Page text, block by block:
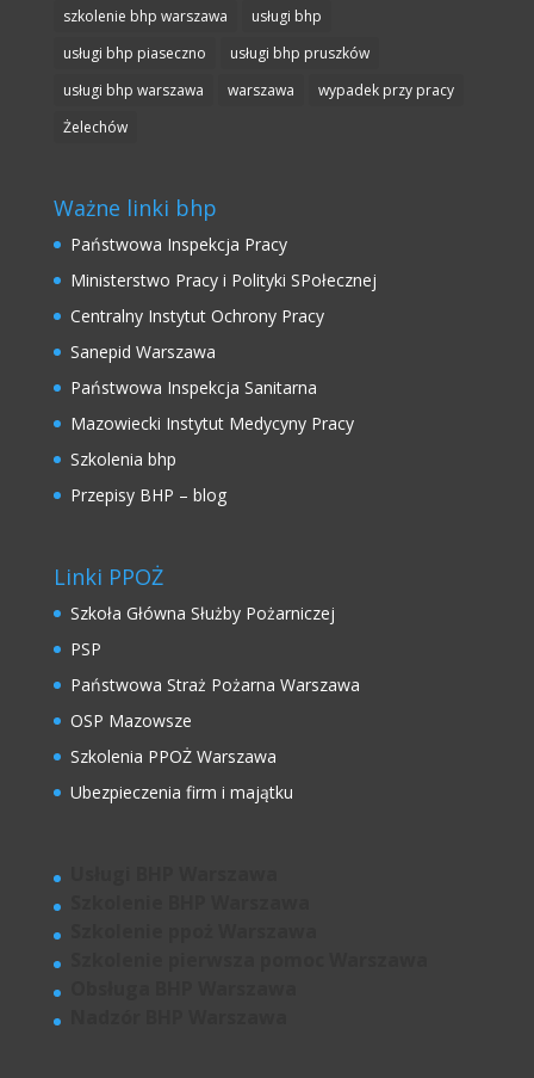
szkolenie bhp warszawa
usługi bhp
usługi bhp piaseczno
usługi bhp pruszków
usługi bhp warszawa
warszawa
wypadek przy pracy
Żelechów
Ważne linki bhp
Państwowa Inspekcja Pracy
Ministerstwo Pracy i Polityki SPołecznej
Centralny Instytut Ochrony Pracy
Sanepid Warszawa
Państwowa Inspekcja Sanitarna
Mazowiecki Instytut Medycyny Pracy
Szkolenia bhp
Przepisy BHP – blog
Linki PPOŻ
Szkoła Główna Służby Pożarniczej
PSP
Państwowa Straż Pożarna Warszawa
OSP Mazowsze
Szkolenia PPOŻ Warszawa
Ubezpieczenia firm i majątku